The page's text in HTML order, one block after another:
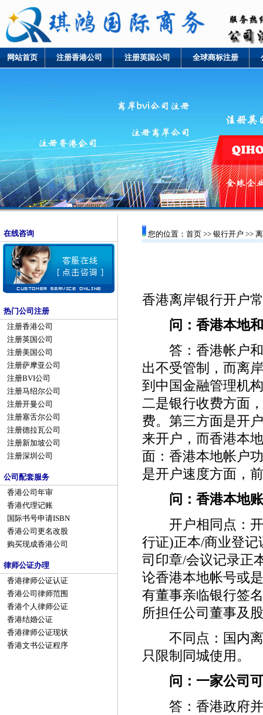
网站首页 注册香港公司 注册英国公司 全球商标注册
在线咨询
热门公司注册
注册香港公司
注册英国公司
注册美国公司
注册萨摩亚公司
注册BVI公司
注册马绍尔公司
注册开曼公司
注册塞舌尔公司
注册德拉瓦公司
注册新加坡公司
注册深圳公司
公司配套服务
香港公司年审
香港代理记账
国际书号申请ISBN
香港公司更名改股
购买现成香港公司
律师公证办理
香港律师公证认证
香港公司律师范围
香港个人律师公证
香港结婚公证
香港律师公证现状
香港文书公证程序
您的位置：首页 >> 银行开户 >>
香港离岸银行开户
问：香港本地
答：香港帐户和
出不受管制，而离
到中国金融管理机
二是银行收费方面
费。第三方面是开
来开户，而香港本
面：香港本地帐户
是开户速度方面，
问：香港本地
开户相同点：开
行证)正本/商业登
司印章/会议记录正
论香港本地帐号或
有董事亲临银行签
所担任公司董事及
不同点：国内离
只限制同城使用。
问：一家公司
答：香港政府并